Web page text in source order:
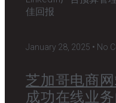
佳回报
January 28, 2025 No
芝加哥电商
成功在线业